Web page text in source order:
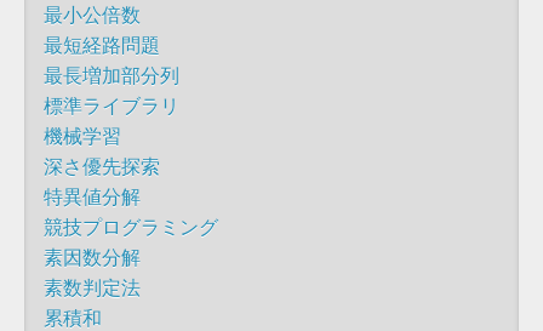
最小公倍数
最短経路問題
最長増加部分列
標準ライブラリ
機械学習
深さ優先探索
特異値分解
競技プログラミング
素因数分解
素数判定法
累積和